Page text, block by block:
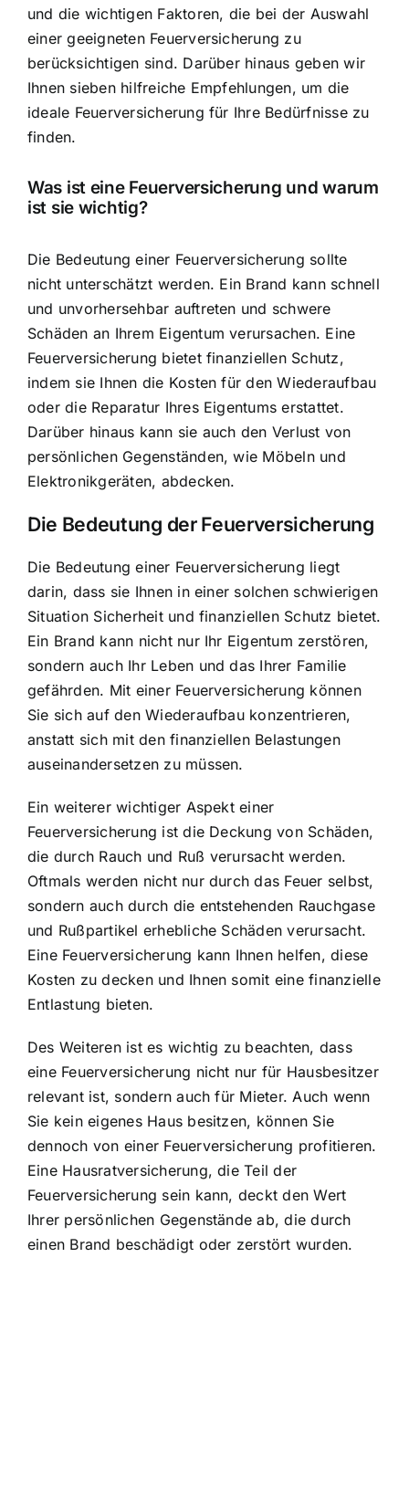
und die wichtigen Faktoren, die bei der Auswahl
einer geeigneten Feuerversicherung zu
berücksichtigen sind. Darüber hinaus geben wir
Ihnen sieben hilfreiche Empfehlungen, um die
ideale Feuerversicherung für Ihre Bedürfnisse zu
finden.
Was ist eine Feuerversicherung und warum
ist sie wichtig?
Die Bedeutung einer Feuerversicherung sollte
nicht unterschätzt werden. Ein Brand kann schnell
und unvorhersehbar auftreten und schwere
Schäden an Ihrem Eigentum verursachen. Eine
Feuerversicherung bietet finanziellen Schutz,
indem sie Ihnen die Kosten für den Wiederaufbau
oder die Reparatur Ihres Eigentums erstattet.
Darüber hinaus kann sie auch den Verlust von
persönlichen Gegenständen, wie Möbeln und
Elektronikgeräten, abdecken.
Die Bedeutung der Feuerversicherung
Die Bedeutung einer Feuerversicherung liegt
darin, dass sie Ihnen in einer solchen schwierigen
Situation Sicherheit und finanziellen Schutz bietet.
Ein Brand kann nicht nur Ihr Eigentum zerstören,
sondern auch Ihr Leben und das Ihrer Familie
gefährden. Mit einer Feuerversicherung können
Sie sich auf den Wiederaufbau konzentrieren,
anstatt sich mit den finanziellen Belastungen
auseinandersetzen zu müssen.
Ein weiterer wichtiger Aspekt einer
Feuerversicherung ist die Deckung von Schäden,
die durch Rauch und Ruß verursacht werden.
Oftmals werden nicht nur durch das Feuer selbst,
sondern auch durch die entstehenden Rauchgase
und Rußpartikel erhebliche Schäden verursacht.
Eine Feuerversicherung kann Ihnen helfen, diese
Kosten zu decken und Ihnen somit eine finanzielle
Entlastung bieten.
Des Weiteren ist es wichtig zu beachten, dass
eine Feuerversicherung nicht nur für Hausbesitzer
relevant ist, sondern auch für Mieter. Auch wenn
Sie kein eigenes Haus besitzen, können Sie
dennoch von einer Feuerversicherung profitieren.
Eine Hausratversicherung, die Teil der
Feuerversicherung sein kann, deckt den Wert
Ihrer persönlichen Gegenstände ab, die durch
einen Brand beschädigt oder zerstört wurden.